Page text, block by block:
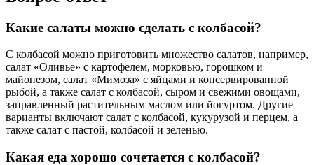
Какие салаты можно сделать с колбасой?
С колбасой можно приготовить множество салатов, например,
салат «Оливье» с картофелем, морковью, горошком и
майонезом, салат «Мимоза» с яйцами и консервированной
рыбой, а также салат с колбасой, сыром и свежими овощами,
заправленный растительным маслом или йогуртом. Другие
варианты включают салат с колбасой, кукурузой и перцем, а
также салат с пастой, колбасой и зеленью.
Какая еда хорошо сочетается с колбасой?